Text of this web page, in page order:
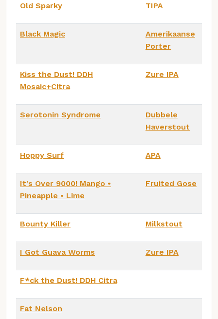
Old Sparky TIPA
Black Magic
Amerikaanse
Porter
Kiss the Dust! DDH
Mosaic+Citra
Zure IPA
Serotonin Syndrome
Dubbele
Haverstout
Hoppy Surf APA
It’s Over 9000! Mango •
Pineapple • Lime
Fruited Gose
Bounty Killer Milkstout
I Got Guava Worms Zure IPA
F*ck the Dust! DDH Citra
Fat Nelson